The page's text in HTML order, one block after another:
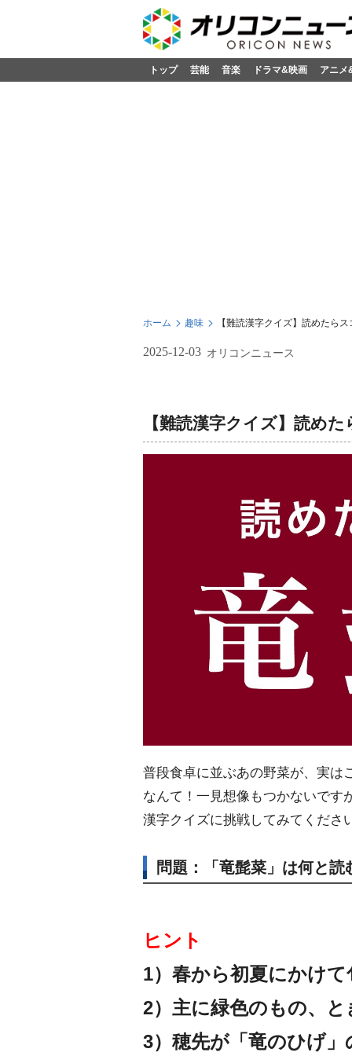
トップ 芸能 音楽 ドラマ&映画 アニメ
ホーム 趣味 【難読漢字クイズ】読めたら
2025-12-03 オリコンニュース
【難読漢字クイズ】読め
普段食卓に並ぶあの野菜が、実は
なんて！一見想像もつかないです
漢字クイズに挑戦してみてくださ
問題：「竜髭菜」は何と読
ヒント
1）春から初夏にかけ
2）主に緑色のもの、
3）穂先が「竜のひげ